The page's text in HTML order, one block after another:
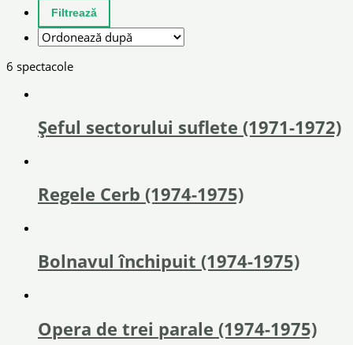
6 spectacole
Șeful sectorului suflete (1971-1972)
Regele Cerb (1974-1975)
Bolnavul închipuit (1974-1975)
Opera de trei parale (1974-1975)